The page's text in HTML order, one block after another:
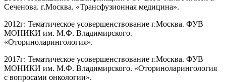
Сеченова. г.Москва. «Трансфузионная медицина».
2012г: Тематическое усовершенствование г.Москва. ФУВ
МОНИКИ им. М.Ф. Владимирского.
«Оториноларингология».
2017г: Тематическое усовершенствование г.Москва. ФУВ
МОНИКИ им. М.Ф. Владимирского. «Оториноларингология
с вопросами онкологии».